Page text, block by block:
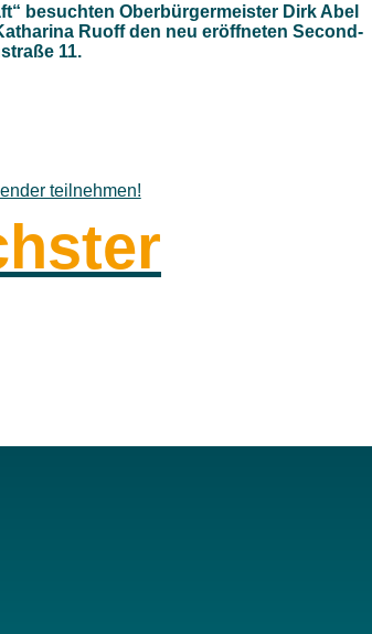
besuchten Oberbürgermeister Dirk Abel
Ruoff den neu eröffneten Second-
11.
teilnehmen!